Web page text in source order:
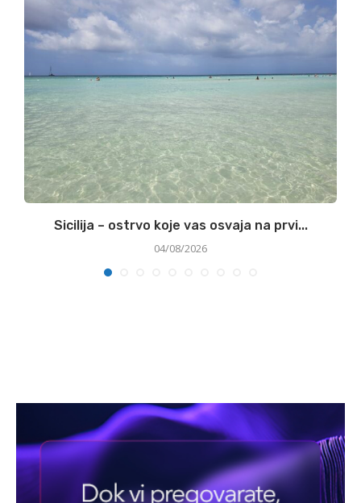
Sicilija – ostrvo koje vas osvaja na prvi...
04/08/2026